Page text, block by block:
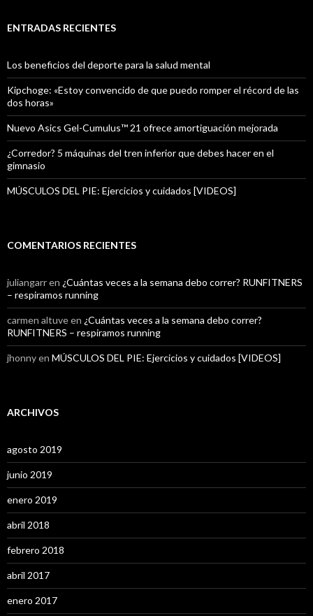
ENTRADAS RECIENTES
Los beneficios del deporte para la salud mental
Kipchoge: «Estoy convencido de que puedo romper el récord de las
dos horas»
Nuevo Asics Gel-Cumulus™ 21 ofrece amortiguación mejorada
¿Corredor? 5 máquinas del tren inferior que debes hacer en el
gimnasio
MÚSCULOS DEL PIE: Ejercicios y cuidados [VIDEOS]
COMENTARIOS RECIENTES
juliangarren ¿Cuántas veces a la semana debo correr? RUNFITNERS
– respiramos running
carmen altuveen ¿Cuántas veces a la semana debo correr?
RUNFITNERS – respiramos running
jhonnyen MÚSCULOS DEL PIE: Ejercicios y cuidados [VIDEOS]
ARCHIVOS
agosto 2019
junio 2019
enero 2019
abril 2018
febrero 2018
abril 2017
enero 2017